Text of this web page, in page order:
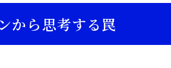
から思考する罠